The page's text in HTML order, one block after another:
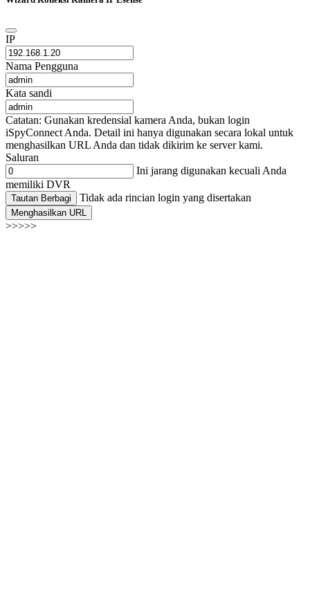
IP
Nama Pengguna
Kata sandi
Catatan: Gunakan kredensial kamera Anda, bukan login
iSpyConnect Anda. Detail ini hanya digunakan secara lokal untuk
menghasilkan URL Anda dan tidak dikirim ke server kami.
Saluran
Ini jarang digunakan kecuali Anda
memiliki DVR
Tautan Berbagi Tidak ada rincian login yang disertakan
Menghasilkan URL
>>>>>